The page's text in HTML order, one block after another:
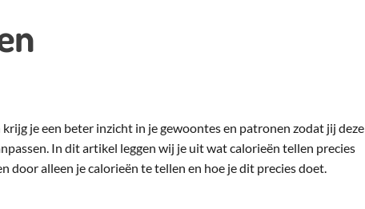
je een beter inzicht in je gewoontes en patronen zodat jij deze
In dit artikel leggen wij je uit wat calorieën tellen precies
door alleen je calorieën te tellen en hoe je dit precies doet.